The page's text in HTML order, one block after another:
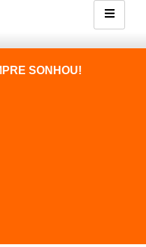
SONHOU!